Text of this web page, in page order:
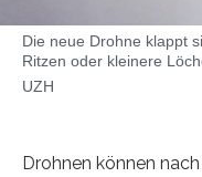
Die neue Drohne klappt
Ritzen oder kleinere
UZH
Drohnen können